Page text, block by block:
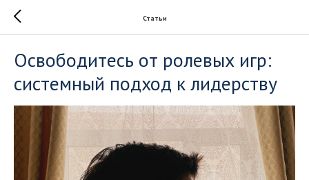
Статьи
Освободитесь от ролевых игр:
системный подход к лидерству